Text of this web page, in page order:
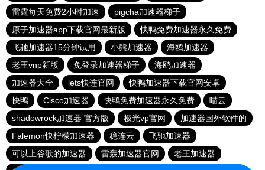
雷霆每天免费2小时加速
pigcha加速器梯子
原子加速器app下载官网最新版
快鸭免费加速器永久免费
飞驰加速器15分钟试用
小熊加速器
海鸥加速器
老王vnp新版
免登录加速器梯子
海鸥加速器
加速器大全
lets快连官网
快鸭加速器下载官网安卓
快鸭
Cisco加速器 快鸭免费加速器永久免费
喵云
shadowrock加速器 官方版
极光vp官网
加速器国外软件的
Falemon快柠檬加速器
稳连云
飞驰加速器
可以上谷歌的加速器
雷轰加速器官网
老王加速器